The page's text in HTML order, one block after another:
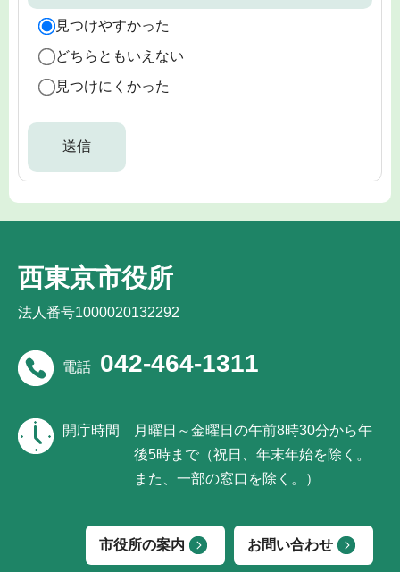
見つけやすかった
どちらともいえない
見つけにくかった
西東京市役所
法人番号1000020132292
電話 042-464-1311
開庁時間
月曜日～金曜日の午前8時30分から午
後5時まで（祝日、年末年始を除く。
また、一部の窓口を除く。）
市役所の案内 お問い合わせ